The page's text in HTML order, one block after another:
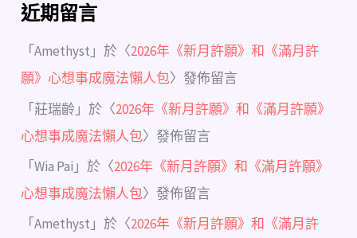
近期留言
「Amethyst 」於〈2026年《新月許願》和《滿月許
願》心想事成魔法懶人包〉發佈留言
「莊瑞齡 」於〈2026年《新月許願》和《滿月許願》
心想事成魔法懶人包〉發佈留言
「Wia Pai 」於〈2026年《新月許願》和《滿月許願》
心想事成魔法懶人包〉發佈留言
「Amethyst 」於〈2026年《新月許願》和《滿月許